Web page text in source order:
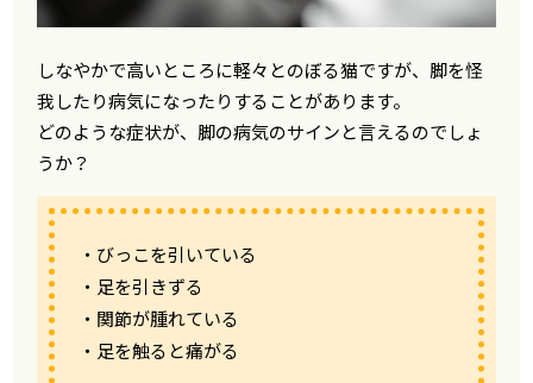
しなやかで高いところに軽々とのぼる猫ですが、脚を怪
我したり病気になったりすることがあります。
どのような症状が、脚の病気のサインと言えるのでしょ
うか？
・びっこを引いている
・足を引きずる
・関節が腫れている
・足を触ると痛がる